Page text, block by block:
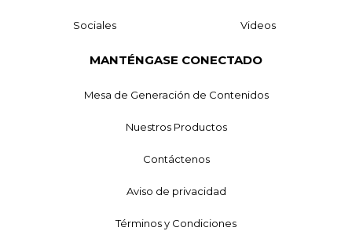
Sociales Videos
MANTÉNGASE CONECTADO
Mesa de Generación de Contenidos
Nuestros Productos
Contáctenos
Aviso de privacidad
Términos y Condiciones